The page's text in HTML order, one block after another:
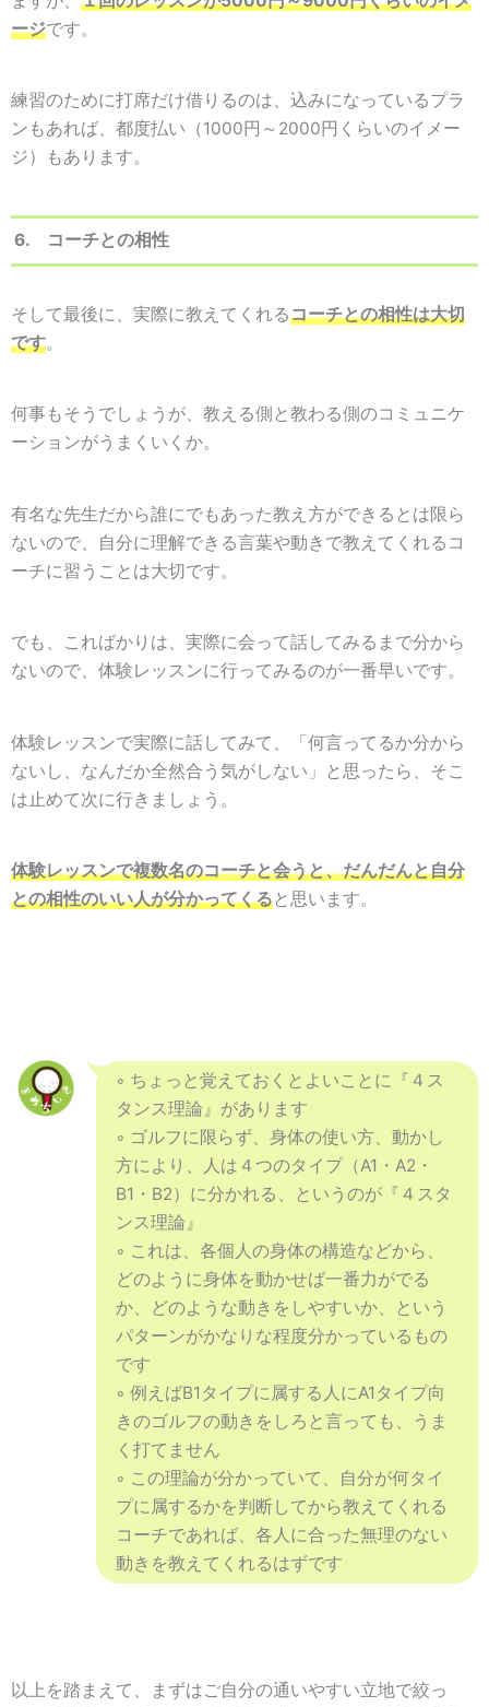
ージです。
練習のために打席だけ借りるのは、込みになっているプラ
ンもあれば、都度払い（1000円～2000円くらいのイメー
ジ）もあります。
6. コーチとの相性
そして最後に、実際に教えてくれるコーチとの相性は大切
です。
何事もそうでしょうが、教える側と教わる側のコミュニケ
ーションがうまくいくか。
有名な先生だから誰にでもあった教え方ができるとは限ら
ないので、自分に理解できる言葉や動きで教えてくれるコ
ーチに習うことは大切です。
でも、こればかりは、実際に会って話してみるまで分から
ないので、体験レッスンに行ってみるのが一番早いです。
体験レッスンで実際に話してみて、「何言ってるか分から
ないし、なんだか全然合う気がしない」と思ったら、そこ
は止めて次に行きましょう。
体験レッスンで複数名のコーチと会うと、だんだんと自分
との相性のいい人が分かってくると思います。
◦ ちょっと覚えておくとよいことに『４ス
タンス理論』があります
◦ ゴルフに限らず、身体の使い方、動かし
方により、人は４つのタイプ（A1・A2・
B1・B2）に分かれる、というのが『４スタ
ンス理論』
◦ これは、各個人の身体の構造などから、
どのように身体を動かせば一番力がでる
か、どのような動きをしやすいか、という
パターンがかなりな程度分かっているもの
です
◦ 例えばB1タイプに属する人にA1タイプ向
きのゴルフの動きをしろと言っても、うま
く打てません
◦ この理論が分かっていて、自分が何タイ
プに属するかを判断してから教えてくれる
コーチであれば、各人に合った無理のない
動きを教えてくれるはずです
以上を踏まえて、まずはご自分の通いやすい立地で絞っ